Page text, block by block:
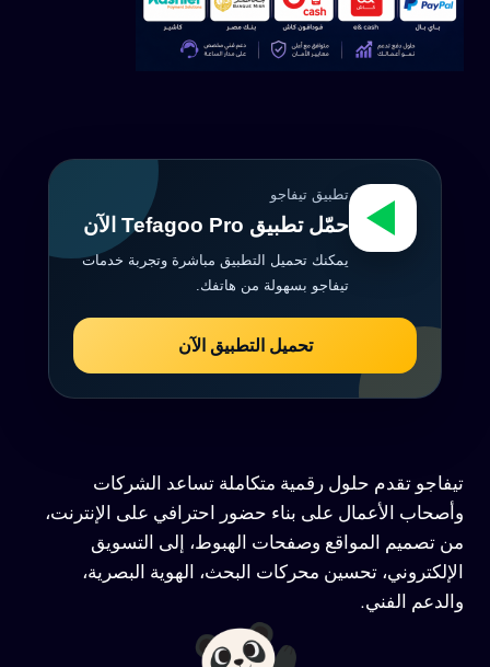
تطبيق تيفاجو
حمّل تطبيق Tefagoo Pro الآن
يمكنك تحميل التطبيق مباشرة وتجربة خدمات
تيفاجو بسهولة من هاتفك.
تحميل التطبيق الآن
تيفاجو تقدم حلول رقمية متكاملة تساعد الشركات
وأصحاب الأعمال على بناء حضور احترافي على الإنترنت،
من تصميم المواقع وصفحات الهبوط، إلى التسويق
الإلكتروني، تحسين محركات البحث، الهوية البصرية،
والدعم الفني.